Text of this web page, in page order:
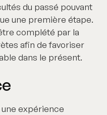
du passé pouvant
une première étape.
complété par la
afin de favoriser
dans le présent.
une expérience